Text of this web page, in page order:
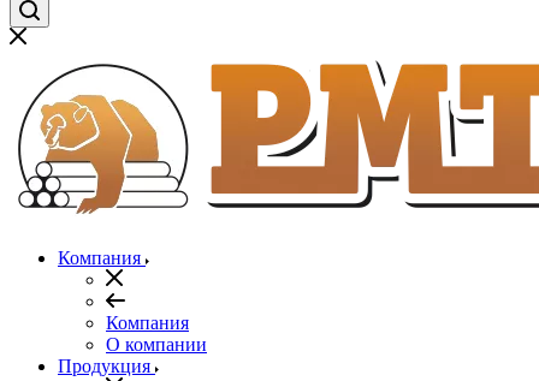
Компания
Компания
О компании
Продукция